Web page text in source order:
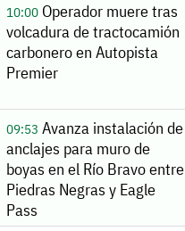
10:00Operador muere tras
volcadura de tractocamión
carbonero en Autopista
Premier
09:53 Avanza instalación de
anclajes para muro de
boyas en el Río Bravo entre
Piedras Negras y Eagle
Pass